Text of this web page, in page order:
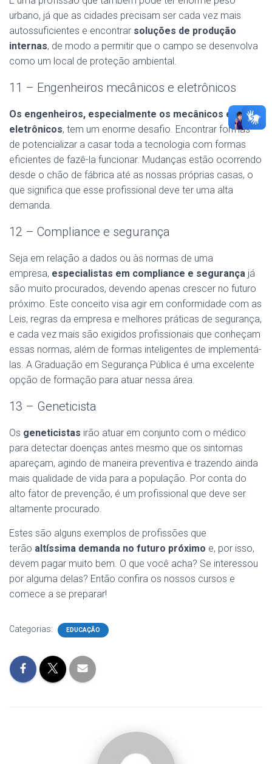
urbano, já que as cidades precisam ser cada vez mais
autossuficientes e encontrar soluções de produção
internas, de modo a permitir que o campo se desenvolva
como um local de proteção ambiental.
11 – Engenheiros mecânicos e eletrônicos
Os engenheiros, especialmente os mecânicos e
eletrônicos, tem um enorme desafio. Encontrar formas
de potencializar a casar toda a tecnologia com formas
eficientes de fazê-la funcionar. Mudanças estão ocorrendo
desde o chão de fábrica até as nossas próprias casas, o
que significa que esse profissional deve ter uma alta
demanda.
12 – Compliance e segurança
Seja em relação a dados ou às normas de uma
empresa, especialistas em compliance e segurança já
são muito procurados, devendo apenas crescer no futuro
próximo. Este conceito visa agir em conformidade com as
Leis, regras da empresa e melhores práticas de segurança,
e cada vez mais são exigidos profissionais que conheçam
essas normas, além de formas inteligentes de implementá-
las. A Graduação em Segurança Pública é uma excelente
opção de formação para atuar nessa área.
13 – Geneticista
Os geneticistas irão atuar em conjunto com o médico
para detectar doenças antes mesmo que os sintomas
apareçam, agindo de maneira preventiva e trazendo ainda
mais qualidade de vida para a população. Por conta do
alto fator de prevenção, é um profissional que deve ser
altamente procurado.
Estes são alguns exemplos de profissões que
terão altíssima demanda no futuro próximo e, por isso,
devem pagar muito bem. O que você acha? Se interessou
por alguma delas? Então confira os nossos cursos e
comece a se preparar!
Categorias: EDUCAÇÃO